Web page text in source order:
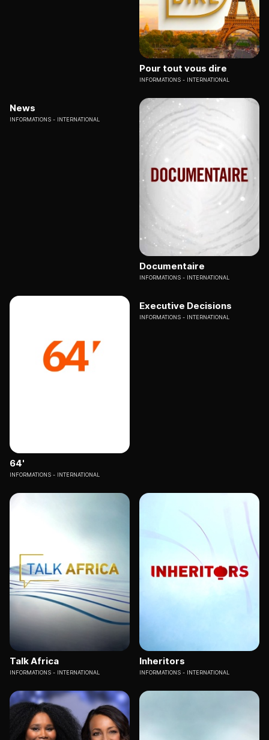
Pour tout vous dire
INFORMATIONS INTERNATIONAL
News
INFORMATIONS INTERNATIONAL
Documentaire
INFORMATIONS INTERNATIONAL
64'
INFORMATIONS INTERNATIONAL
Executive Decisions
INFORMATIONS INTERNATIONAL
Talk Africa
INFORMATIONS INTERNATIONAL
Inheritors
INFORMATIONS INTERNATIONAL